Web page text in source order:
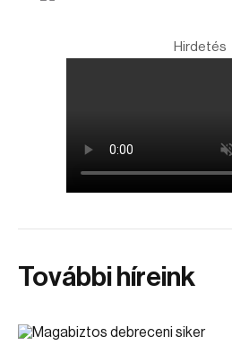
Hirdetés
További híreink